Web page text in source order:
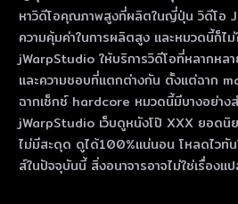
หาวิดีโอคุณภาพสูงที่ผลิตในญี่ปุ่น วิดีโอ
ความคุ้มค่าในการผลิตสูง และหมวดนี้ก็
jWarpStudio ให้บริการวิดีโอที่หลากหล
และความชอบที่แตกต่างกัน ตั้งแต่ฉาก
ฉากเซ็กซ์ hardcore หมวดนี้มีบางอย่าง
jWarpStudio เว็บดูหนังโป๊ XXX ยอด
ไม่มีสะดุด ดูได้100%แน่นอน โหลดไวทัน
ส์ในปัจจุบันนี้ สิ่งอนาจารอาจไม่ใช่เรื่อง